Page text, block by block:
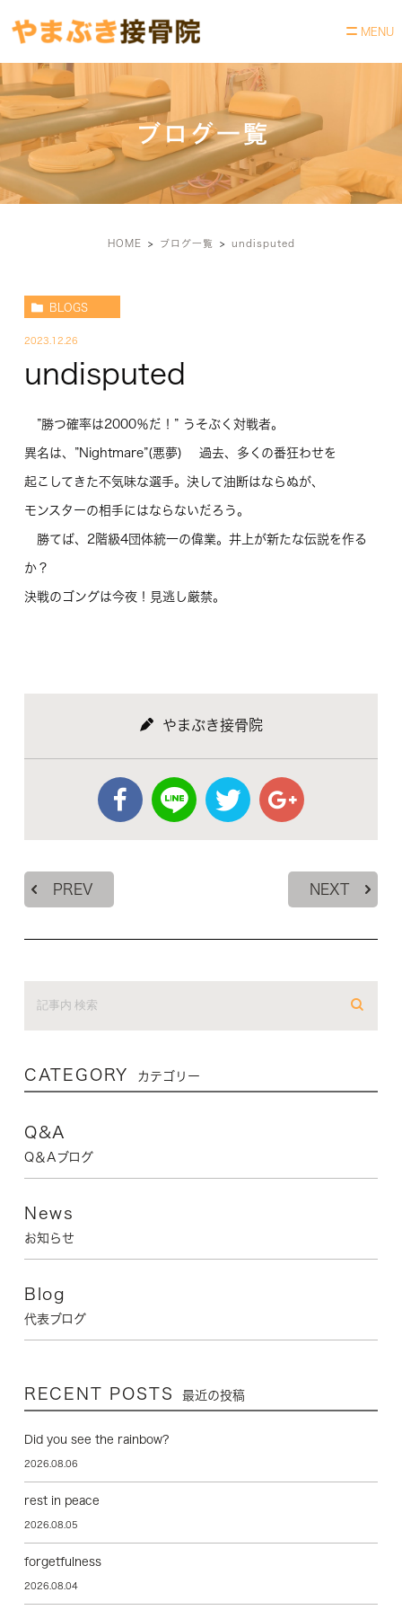
ブログ一覧
HOME ブログ一覧 undisputed
BLOGS
2023.12.26
undisputed
”勝つ確率は2000％だ！” うそぶく対戦者。
異名は、”Nightmare”(悪夢) 過去、多くの番狂わせを
起こしてきた不気味な選手。決して油断はならぬが、
モンスターの相手にはならないだろう。
勝てば、2階級4団体統一の偉業。井上が新たな伝説を作る
か？
決戦のゴングは今夜！見逃し厳禁。
やまぶき接骨院
PREV NEXT
CATEGORY カテゴリー
Q&A
Q＆Aブログ
News
お知らせ
Blog
代表ブログ
RECENT POSTS 最近の投稿
Did you see the rainbow?
2026.08.06
rest in peace
2026.08.05
forgetfulness
2026.08.04